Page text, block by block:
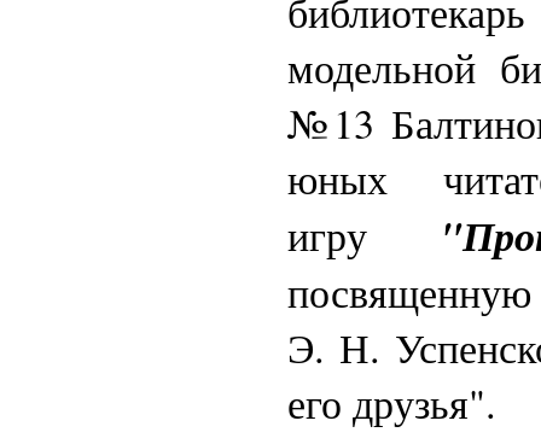
модельной
№13
юных
игру
Э. Н.
его друзья".